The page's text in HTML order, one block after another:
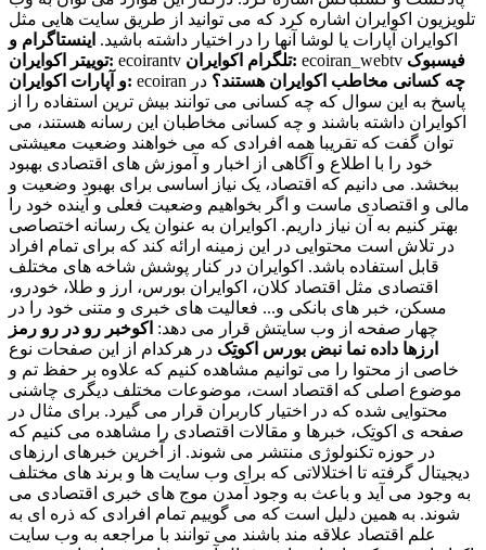
تلویزیون اکوایران اشاره کرد که می توانید از طریق سایت هایی مثل
اکوایران آپارات یا لوشا آنها را در اختیار داشته باشید. اینستاگرام و
توییتر اکوایران: ecoirantv تلگرام اکوایران: ecoiran_webtv فیسبوک
و آپارات اکوایران: ecoiran چه کسانی مخاطب اکوایران هستند؟ در
پاسخ به این سوال که چه کسانی می توانند بیش ترین استفاده را از
اکوایران داشته باشند و چه کسانی مخاطبان این رسانه هستند، می
توان گفت که تقریبا همه افرادی که می خواهند وضعیت معیشتی
خود را با اطلاع و آگاهی از اخبار و آموزش های اقتصادی بهبود
ببخشد. می دانیم که اقتصاد، یک نیاز اساسی برای بهبود وضعیت و
مالی و اقتصادی ماست و اگر بخواهیم وضعیت فعلی و آینده خود را
بهتر کنیم به آن نیاز داریم. اکوایران به عنوان یک رسانه اختصاصی
در تلاش است محتوایی در این زمینه ارائه کند که برای تمام افراد
قابل استفاده باشد. اکوایران در کنار پوشش شاخه های مختلف
اقتصادی مثل اقتصاد کلان، اکوایران بورس، ارز و طلا، خودرو،
مسکن، خبر های بانکی و... فعالیت های خبری و متنی خود را در
چهار صفحه از وب سایتش قرار می دهد: اکوخبر رو در رو رمز
ارزها داده نما نبض بورس اکوتِک در هرکدام از این صفحات نوع
خاصی از محتوا را می توانیم مشاهده کنیم که علاوه بر حفظ تم و
موضوع اصلی که اقتصاد است، موضوعات مختلف دیگری چاشنی
محتوایی شده که در اختیار کاربران قرار می گیرد. برای مثال در
صفحه ی اکوتِک، خبرها و مقالات اقتصادی را مشاهده می کنیم که
در حوزه تکنولوژی منتشر می شوند. از آخرین خبرهای ارزهای
دیجیتال گرفته تا اختلالاتی که برای وب سایت ها و برند های مختلف
به وجود می آید و باعث به وجود آمدن موج های خبری اقتصادی می
شوند. به همین دلیل است که می گوییم تمام افرادی که ذره ای به
علم اقتصاد علاقه مند باشند می توانند با مراجعه به وب سایت